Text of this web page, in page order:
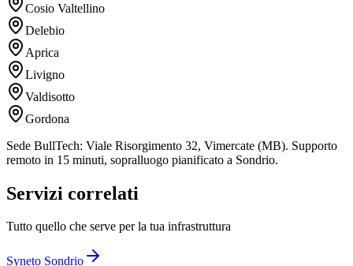
Cosio Valtellino
Delebio
Aprica
Livigno
Valdisotto
Gordona
Sede BullTech: Viale Risorgimento 32, Vimercate (MB). Supporto
remoto in 15 minuti, sopralluogo pianificato a Sondrio.
Servizi correlati
Tutto quello che serve per la tua infrastruttura
Syneto Sondrio